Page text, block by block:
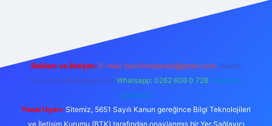
Reklam ve İletişim: E-mail: backlinkpaneli@gmail.com Teams:
forumhizmeti@gmail.com Whatsapp: 0262 606 0 726 Telegram:
@karabul
Yasal Uyarı: Sitemiz, 5651 Sayılı Kanun gereğince Bilgi Teknolojileri
ve İletişim Kurumu (BTK) tarafından onaylanmış bir Yer Sağlayıcı